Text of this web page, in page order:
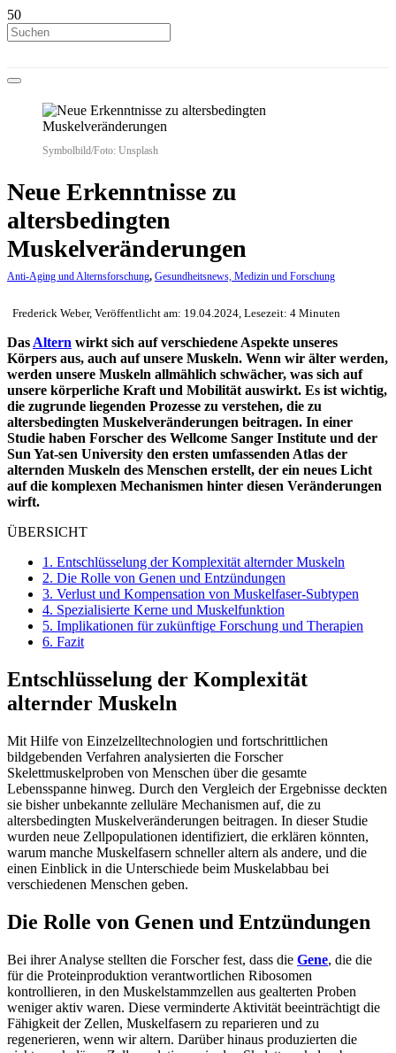
Symbolbild/Foto: Unsplash
Neue Erkenntnisse zu
altersbedingten
Muskelveränderungen
Anti-Aging und Alternsforschung, Gesundheitsnews, Medizin und Forschung
Frederick Weber, Veröffentlicht am: 19.04.2024, Lesezeit: 4 Minuten
Das Altern wirkt sich auf verschiedene Aspekte unseres
Körpers aus, auch auf unsere Muskeln. Wenn wir älter werden,
werden unsere Muskeln allmählich schwächer, was sich auf
unsere körperliche Kraft und Mobilität auswirkt. Es ist wichtig,
die zugrunde liegenden Prozesse zu verstehen, die zu
altersbedingten Muskelveränderungen beitragen. In einer
Studie haben Forscher des Wellcome Sanger Institute und der
Sun Yat-sen University den ersten umfassenden Atlas der
alternden Muskeln des Menschen erstellt, der ein neues Licht
auf die komplexen Mechanismen hinter diesen Veränderungen
wirft.
ÜBERSICHT
1. Entschlüsselung der Komplexität alternder Muskeln
2. Die Rolle von Genen und Entzündungen
3. Verlust und Kompensation von Muskelfaser-Subtypen
4. Spezialisierte Kerne und Muskelfunktion
5. Implikationen für zukünftige Forschung und Therapien
6. Fazit
Entschlüsselung der Komplexität
alternder Muskeln
Mit Hilfe von Einzelzelltechnologien und fortschrittlichen
bildgebenden Verfahren analysierten die Forscher
Skelettmuskelproben von Menschen über die gesamte
Lebensspanne hinweg. Durch den Vergleich der Ergebnisse deckten
sie bisher unbekannte zelluläre Mechanismen auf, die zu
altersbedingten Muskelveränderungen beitragen. In dieser Studie
wurden neue Zellpopulationen identifiziert, die erklären könnten,
warum manche Muskelfasern schneller altern als andere, und die
einen Einblick in die Unterschiede beim Muskelabbau bei
verschiedenen Menschen geben.
Die Rolle von Genen und Entzündungen
Bei ihrer Analyse stellten die Forscher fest, dass die Gene, die die
für die Proteinproduktion verantwortlichen Ribosomen
kontrollieren, in den Muskelstammzellen aus gealterten Proben
weniger aktiv waren. Diese verminderte Aktivität beeinträchtigt die
Fähigkeit der Zellen, Muskelfasern zu reparieren und zu
regenerieren, wenn wir altern. Darüber hinaus produzierten die